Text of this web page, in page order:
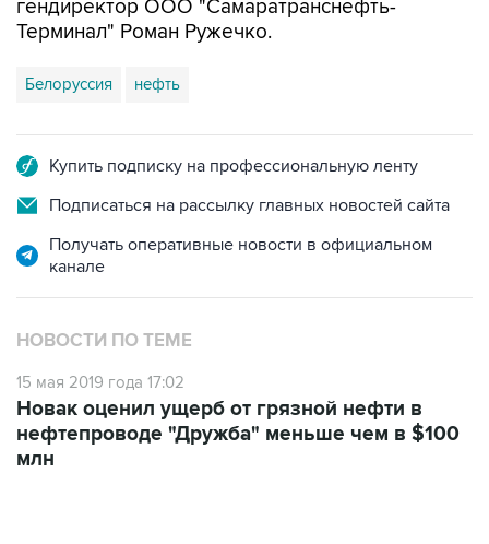
Белоруссия нефть
Подписаться на рассылку главных новостей сайта
Получать оперативные новости в официальном
НОВОСТИ ПО ТЕМЕ
15 мая 2019 года 17:02
нефтепроводе "Дружба" меньше чем в $100
млн